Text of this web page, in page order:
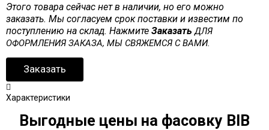
Этого товара сейчас нет в наличии, но его можно
заказать. Мы согласуем срок поставки и известим по
поступлению на склад. Нажмите Заказать ДЛЯ
ОФОРМЛЕНИЯ ЗАКАЗА, МЫ СВЯЖЕМСЯ С ВАМИ.
Заказать
Характеристики
Выгодные цены на фасовку BIB